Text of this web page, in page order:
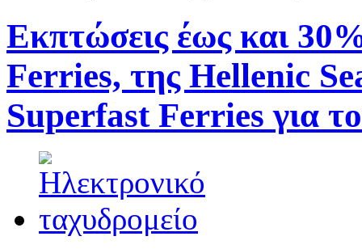
Εκπτώσεις έως και
Ferries, της Hellenic
Superfast Ferries για